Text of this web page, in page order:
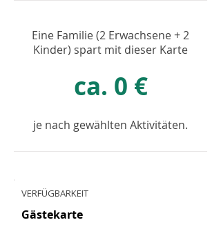
Eine Familie (2 Erwachsene + 2
Kinder) spart mit dieser Karte
ca. 0 €
je nach gewählten Aktivitäten.
VERFÜGBARKEIT
Gästekarte